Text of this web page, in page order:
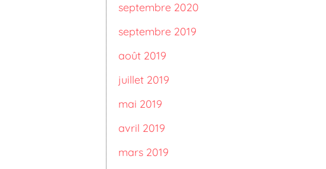
septembre 2020
septembre 2019
août 2019
juillet 2019
mai 2019
avril 2019
mars 2019